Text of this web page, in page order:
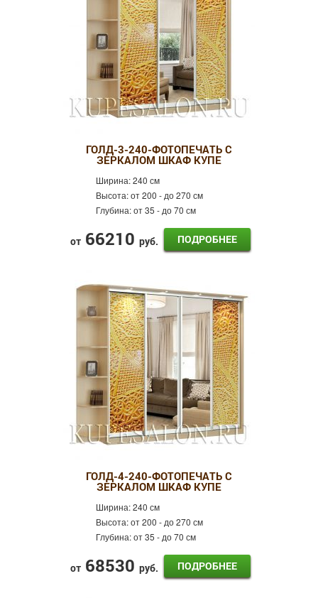
Лдсп
ГОЛД-3-240-ФОТОПЕЧАТЬ С
ЗЕРКАЛОМ ШКАФ КУПЕ
Ширина:240 см
Высота:от 200 - до 270 см
Глубина:от 35 - до 70 см
от 66210 руб. ПОДРОБНЕЕ
ГОЛД-4-240-ФОТОПЕЧАТЬ С
ЗЕРКАЛОМ ШКАФ КУПЕ
Ширина:240 см
Высота:от 200 - до 270 см
Глубина:от 35 - до 70 см
от 68530 руб. ПОДРОБНЕЕ